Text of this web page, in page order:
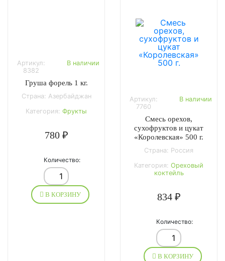
Артикул:
8382
В наличии
Груша форель 1 кг.
Страна: Азербайджан
Категория: Фрукты
780 ₽
Количество:
В КОРЗИНУ
Артикул:
7760
В наличии
Смесь орехов,
сухофруктов и цукат
«Королевская» 500 г.
Страна: Россия
Категория: Ореховый
коктейль
834 ₽
Количество:
В КОРЗИНУ